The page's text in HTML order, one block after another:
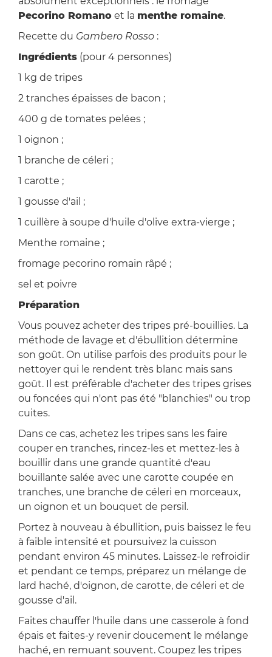
Pecorino Romanoet la menthe romaine.
Recette du Gambero Rosso:
Ingrédients(pour 4 personnes)
1 kg de tripes
2 tranches épaisses de bacon ;
400 g de tomates pelées ;
1 oignon ;
1 branche de céleri ;
1 carotte ;
1 gousse d'ail ;
1 cuillère à soupe d'huile d'olive extra-vierge ;
Menthe romaine ;
fromage pecorino romain râpé ;
sel et poivre
Préparation
Vous pouvez acheter des tripes pré-bouillies. La
méthode de lavage et d'ébullition détermine
son goût. On utilise parfois des produits pour le
nettoyer qui le rendent très blanc mais sans
goût. Il est préférable d'acheter des tripes grises
ou foncées qui n'ont pas été "blanchies" ou trop
cuites.
Dans ce cas, achetez les tripes sans les faire
couper en tranches, rincez-les et mettez-les à
bouillir dans une grande quantité d'eau
bouillante salée avec une carotte coupée en
tranches, une branche de céleri en morceaux,
un oignon et un bouquet de persil.
Portez à nouveau à ébullition, puis baissez le feu
à faible intensité et poursuivez la cuisson
pendant environ 45 minutes. Laissez-le refroidir
et pendant ce temps, préparez un mélange de
lard haché, d'oignon, de carotte, de céleri et de
gousse d'ail.
Faites chauffer l'huile dans une casserole à fond
épais et faites-y revenir doucement le mélange
haché, en remuant souvent. Coupez les tripes